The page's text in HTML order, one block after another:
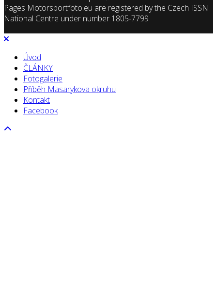
Pages Motorsportfoto.eu are registered by the Czech ISSN
National Centre under number 1805-7799
Úvod
ČLÁNKY
Fotogalerie
Příběh Masarykova okruhu
Kontakt
Facebook